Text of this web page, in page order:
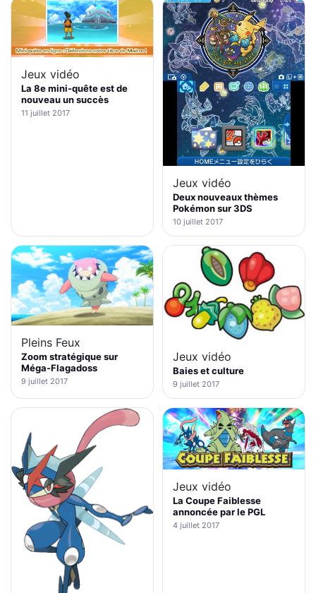
Jeux vidéo
La 8e mini-quête est de
nouveau un succès
11 juillet 2017
Jeux vidéo
Deux nouveaux thèmes
Pokémon sur 3DS
10 juillet 2017
Pleins Feux
Zoom stratégique sur
Méga-Flagadoss
9 juillet 2017
Jeux vidéo
Baies et culture
9 juillet 2017
Jeux vidéo
La Coupe Faiblesse
annoncée par le PGL
4 juillet 2017